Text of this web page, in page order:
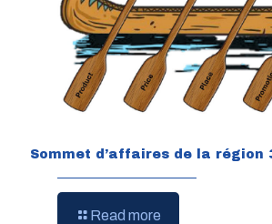
Sommet d’affaires de la région
Read more